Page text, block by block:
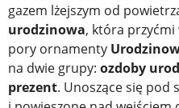
gazem lżejszym od
urodzinowa, która przyćmi
pory ornamenty
na dwie grupy: ozdoby
prezent. Unoszące się pod